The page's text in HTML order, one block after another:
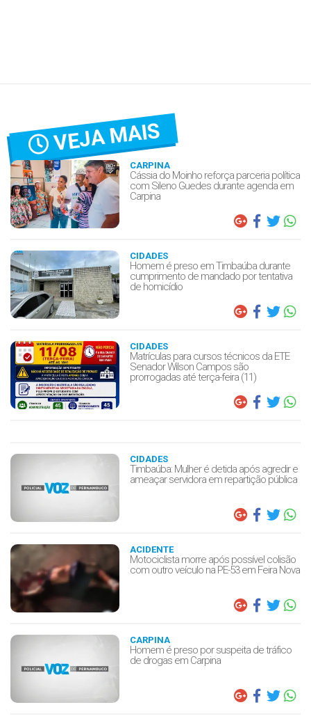
VEJA MAIS
CARPINA
Cássia do Moinho reforça parceria política
com Sileno Guedes durante agenda em
Carpina
CIDADES
Homem é preso em Timbaúba durante
cumprimento de mandado por tentativa
de homicídio
CIDADES
Matrículas para cursos técnicos da ETE
Senador Wilson Campos são
prorrogadas até terça-feira (11)
CIDADES
Timbaúba: Mulher é detida após agredir e
ameaçar servidora em repartição pública
ACIDENTE
Motociclista morre após possível colisão
com outro veículo na PE-53 em Feira Nova
CARPINA
Homem é preso por suspeita de tráfico
de drogas em Carpina